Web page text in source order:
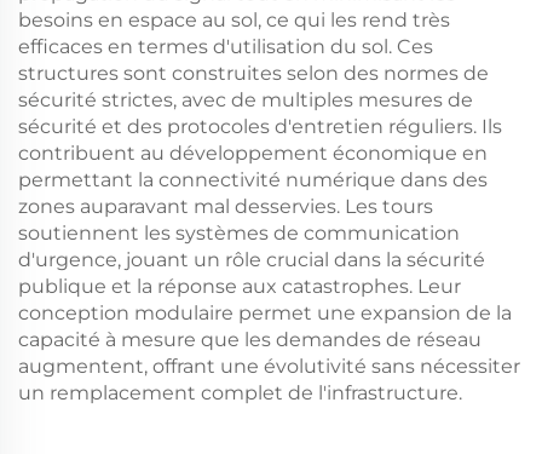
besoins en espace au sol, ce qui les rend très
efficaces en termes d'utilisation du sol. Ces
structures sont construites selon des normes de
sécurité strictes, avec de multiples mesures de
sécurité et des protocoles d'entretien réguliers. Ils
contribuent au développement économique en
permettant la connectivité numérique dans des
zones auparavant mal desservies. Les tours
soutiennent les systèmes de communication
d'urgence, jouant un rôle crucial dans la sécurité
publique et la réponse aux catastrophes. Leur
conception modulaire permet une expansion de la
capacité à mesure que les demandes de réseau
augmentent, offrant une évolutivité sans nécessiter
un remplacement complet de l'infrastructure.